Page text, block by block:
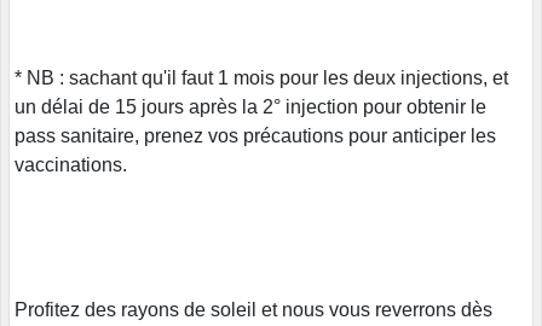
* NB : sachant qu'il faut 1 mois pour les deux injections, et
un délai de 15 jours après la 2° injection pour obtenir le
pass sanitaire, prenez vos précautions pour anticiper les
vaccinations.
Profitez des rayons de soleil et nous vous reverrons dès